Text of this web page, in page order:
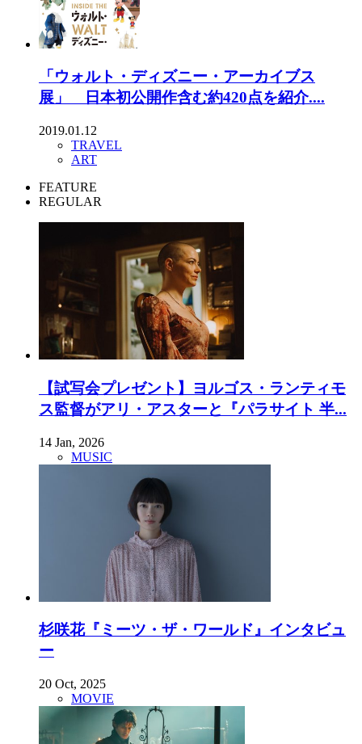
「ウォルト・ディズニー・アーカイブス
展」 日本初公開作含む約420点を紹介....
2019.01.12
TRAVEL
ART
FEATURE
REGULAR
【試写会プレゼント】ヨルゴス・ランティモ
ス監督がアリ・アスターと『パラサイト 半...
14 Jan, 2026
MUSIC
杉咲花『ミーツ・ザ・ワールド』インタビュ
ー
20 Oct, 2025
MOVIE